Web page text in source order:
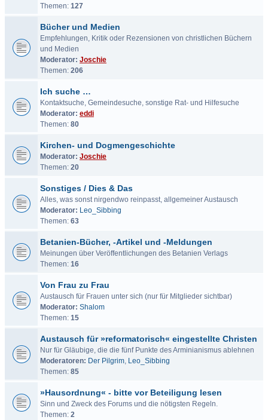
Themen: 127
Bücher und Medien
Empfehlungen, Kritik oder Rezensionen von christlichen Büchern
und Medien
Moderator: Joschie
Themen: 206
Ich suche …
Kontaktsuche, Gemeindesuche, sonstige Rat- und Hilfesuche
Moderator: eddi
Themen: 80
Kirchen- und Dogmengeschichte
Moderator: Joschie
Themen: 20
Sonstiges / Dies & Das
Alles, was sonst nirgendwo reinpasst, allgemeiner Austausch
Moderator: Leo_Sibbing
Themen: 63
Betanien-Bücher, -Artikel und -Meldungen
Meinungen über Veröffentlichungen des Betanien Verlags
Themen: 16
Von Frau zu Frau
Austausch für Frauen unter sich (nur für Mitglieder sichtbar)
Moderator: Shalom
Themen: 15
Austausch für »reformatorisch« eingestellte Christen
Nur für Gläubige, die die fünf Punkte des Arminianismus ablehnen
Moderatoren: Der Pilgrim, Leo_Sibbing
Themen: 85
»Hausordnung« - bitte vor Beteiligung lesen
Sinn und Zweck des Forums und die nötigsten Regeln.
Themen: 2